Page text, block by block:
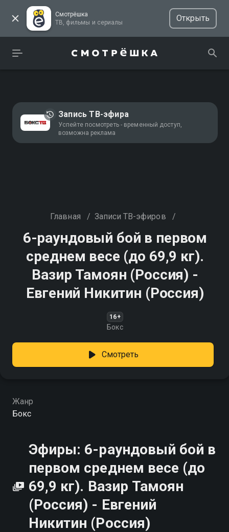
Смотрёшка
ТВ, фильмы и сериалы
Открыть
Запись ТВ-эфира
Успейте посмотреть - временный доступ,
возможна реклама
Главная / Записи ТВ-эфиров /
6-раундовый бой в первом
среднем весе (до 69,9 кг).
Вазир Тамоян (Россия) -
Евгений Никитин (Россия)
16+
Бокс
Смотреть
Жанр
Бокс
Эфиры: 6-раундовый бой в
первом среднем весе (до
69,9 кг). Вазир Тамоян
(Россия) - Евгений
Никитин (Россия)